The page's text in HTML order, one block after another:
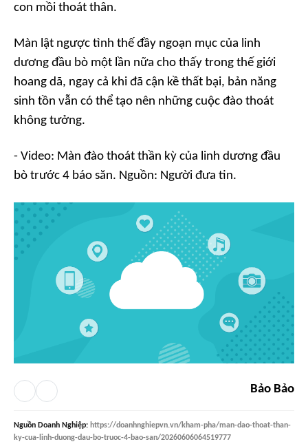
con mồi thoát thân.
Màn lật ngược tình thế đầy ngoạn mục của linh
dương đầu bò một lần nữa cho thấy trong thế giới
hoang dã, ngay cả khi đã cận kề thất bại, bản năng
sinh tồn vẫn có thể tạo nên những cuộc đào thoát
không tưởng.
- Video: Màn đào thoát thần kỳ của linh dương đầu
bò trước 4 báo săn. Nguồn: Người đưa tin.
Bảo Bảo
Nguồn Doanh Nghiệp: https://doanhnghiepvn.vn/kham-pha/man-dao-thoat-than-
ky-cua-linh-duong-dau-bo-truoc-4-bao-san/20260606064519777